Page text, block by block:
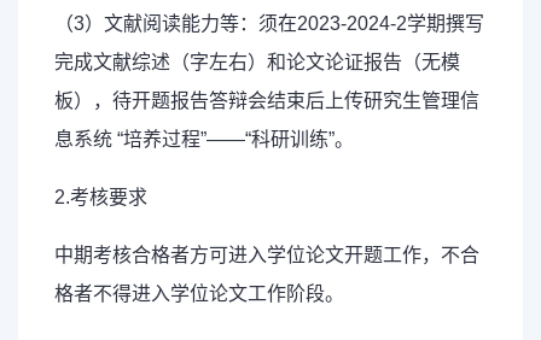
（3）文献阅读能力等：须在2023-2024-2学期撰写
完成文献综述（字左右）和论文论证报告（无模
板），待开题报告答辩会结束后上传研究生管理信
息系统 “培养过程”——“科研训练”。
2.考核要求
中期考核合格者方可进入学位论文开题工作，不合
格者不得进入学位论文工作阶段。